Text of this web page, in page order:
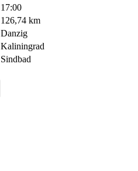
17:00
126,74 km
Danzig
Kaliningrad
Sindbad
©CARTO